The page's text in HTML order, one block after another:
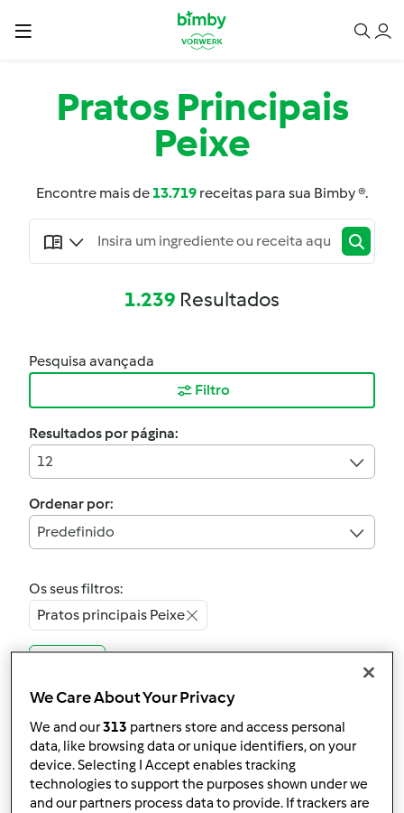
Pratos Principais
Peixe
Encontre mais de13.719 receitas para sua Bimby ®.
1.239 Resultados
Pesquisa avançada
Filtro
Resultados por página:
12
Ordenar por:
Predefinido
Os seus filtros:
Pratos principais Peixe
Oficialmente testada
Sopa de Peixe
porGast
We Care About Your Privacy
We and our313 partners store and access personal
data, like browsing data or unique identifiers, on your
device. Selecting I Accept enables tracking
technologies to support the purposes shown under we
and our partners process data to provide. If trackers are